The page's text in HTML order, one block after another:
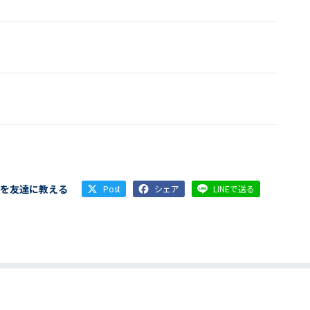
友達に教える Post シェア LINEで送る